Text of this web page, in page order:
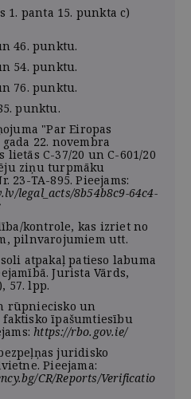
1. panta 15. punkta c)
46. punktu.
54. punktu.
76. punktu.
punktu.
"Par Eiropas
22. novembra
C-37/20 un C-601/20
ziņu turpmāku
23-TA-895. Pieejams:
legal_acts/8b54b8c9-64c4-
kontrole, kas izriet no
pilnvarojumiem utt.
atpakaļ patieso labuma
Jurista Vārds,
57. lpp.
rūpniecisko un
īpašumtiesību
https://rbo.gov.ie/
juridisko
Pieejama:
CR/Reports/Verificatio